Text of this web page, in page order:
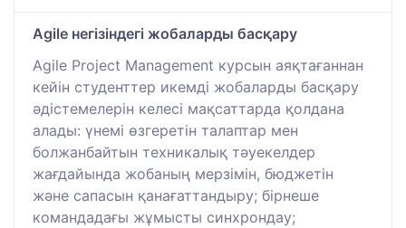
Agile негізіндегі жобаларды басқару
Agile Project Management курсын аяқтағаннан
кейін студенттер икемді жобаларды басқару
әдістемелерін келесі мақсаттарда қолдана
алады: үнемі өзгеретін талаптар мен
болжанбайтын техникалық тәуекелдер
жағдайында жобаның мерзімін, бюджетін
және сапасын қанағаттандыру; бірнеше
командадағы жұмысты синхрондау;